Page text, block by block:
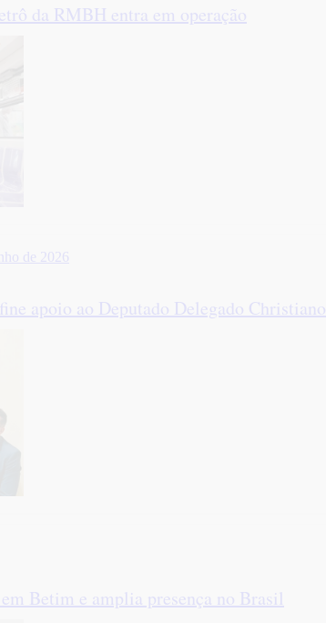
da RMBH entra em operação
de 2026
apoio ao Deputado Delegado Christiano
Betim e amplia presença no Brasil